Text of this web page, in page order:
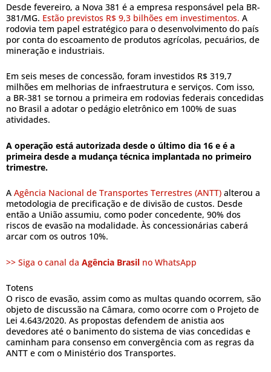
Desde fevereiro, a Nova 381 é a empresa responsável pela BR-
381/MG. Estão previstos R$ 9,3 bilhões em investimentos. A
rodovia tem papel estratégico para o desenvolvimento do país
por conta do escoamento de produtos agrícolas, pecuários, de
mineração e industriais.
Em seis meses de concessão, foram investidos R$ 319,7
milhões em melhorias de infraestrutura e serviços. Com isso,
a BR-381 se tornou a primeira em rodovias federais concedidas
no Brasil a adotar o pedágio eletrônico em 100% de suas
atividades.
A operação está autorizada desde o último dia 16 e é a
primeira desde a mudança técnica implantada no primeiro
trimestre.
A Agência Nacional de Transportes Terrestres (ANTT) alterou a
metodologia de precificação e de divisão de custos. Desde
então a União assumiu, como poder concedente, 90% dos
riscos de evasão na modalidade. Às concessionárias caberá
arcar com os outros 10%.
>> Siga o canal da Agência Brasil no WhatsApp
Totens
O risco de evasão, assim como as multas quando ocorrem, são
objeto de discussão na Câmara, como ocorre com o Projeto de
Lei 4.643/2020. As propostas defendem de anistia aos
devedores até o banimento do sistema de vias concedidas e
caminham para consenso em convergência com as regras da
ANTT e com o Ministério dos Transportes.